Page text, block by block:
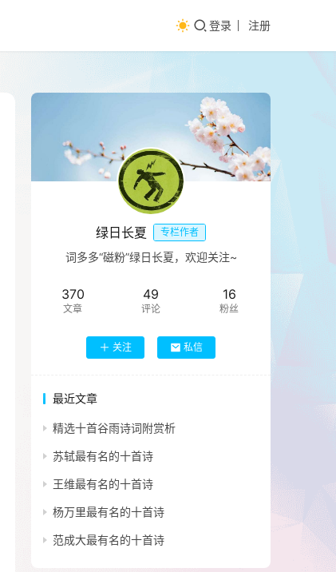
登录 注册
绿日长夏 专栏作者
词多多“磁粉”绿日长夏，欢迎关注~
370
文章
49
评论
16
粉丝
关注 私信
最近文章
精选十首谷雨诗词附赏析
苏轼最有名的十首诗
王维最有名的十首诗
杨万里最有名的十首诗
范成大最有名的十首诗